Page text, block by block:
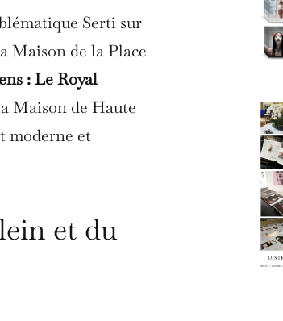
Serti sur
Maison de la Place
:Le Royal
Maison de Haute
moderne et
et du